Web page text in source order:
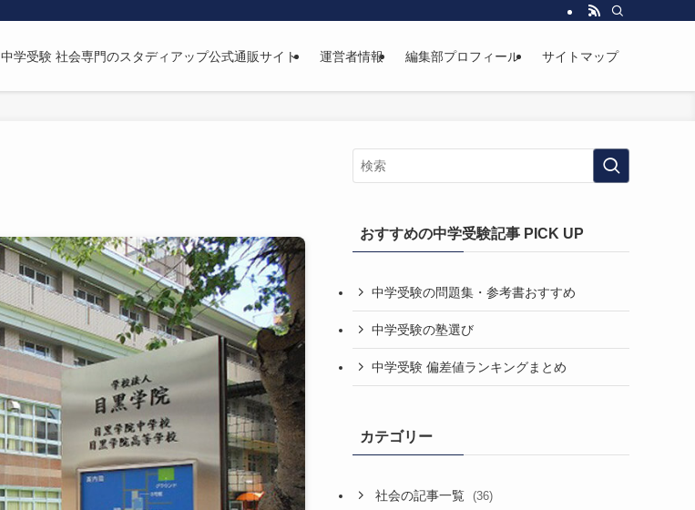
中学受験 社会専門のスタディアップ公式通販サイト 運営者情報 編集部プロフィール サイトマップ
おすすめの中学受験記事 PICK UP
中学受験の問題集・参考書おすすめ
中学受験の塾選び
中学受験 偏差値ランキングまとめ
カテゴリー
社会の記事一覧 (36)